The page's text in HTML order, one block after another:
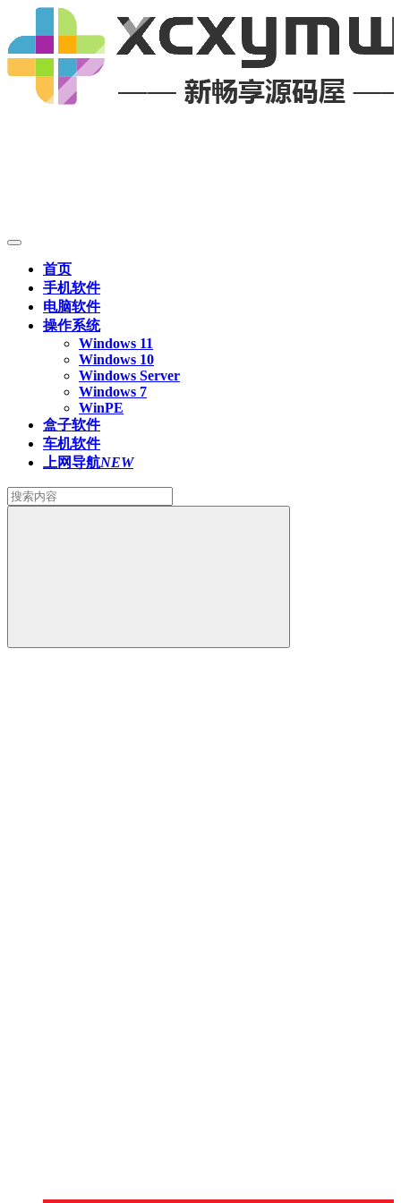
首页
手机软件
电脑软件
操作系统
Windows 11
Windows 10
Windows Server
Windows 7
WinPE
盒子软件
车机软件
上网导航NEW